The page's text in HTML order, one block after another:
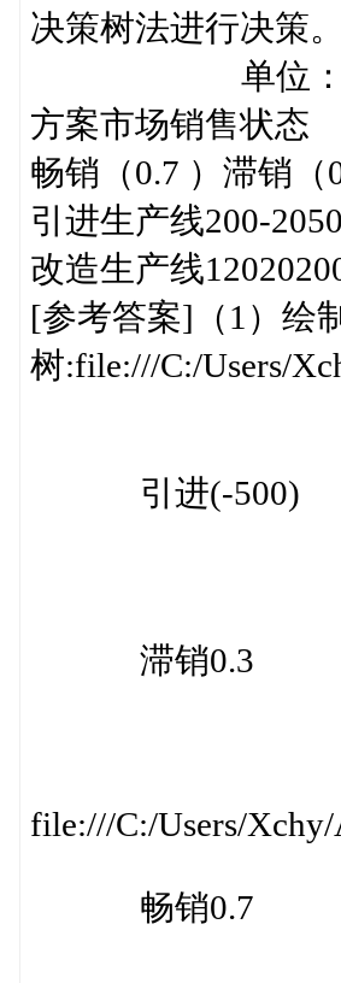
决策树法进行决策
单位：
方案市场销售状态
畅销（0.7 ）滞销（
引进生产线200-
改造生产线
[参考答案]（1）绘
树:file:///C:/Users/
引进(-500)
滞销0.3
file:///C:/Users/
畅销0.7